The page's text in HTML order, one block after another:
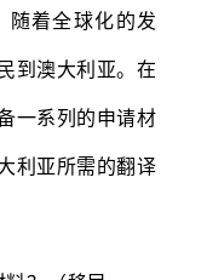
随着全球化的发
到澳大利亚。在
一系列的申请材
利亚所需的翻译